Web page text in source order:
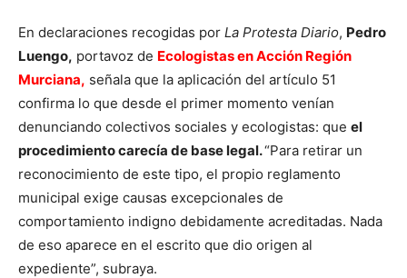
En declaraciones recogidas por La Protesta Diario, Pedro
Luengo, portavoz de Ecologistas en Acción Región
Murciana, señala que la aplicación del artículo 51
confirma lo que desde el primer momento venían
denunciando colectivos sociales y ecologistas: que el
procedimiento carecía de base legal.“Para retirar un
reconocimiento de este tipo, el propio reglamento
municipal exige causas excepcionales de
comportamiento indigno debidamente acreditadas. Nada
de eso aparece en el escrito que dio origen al
expediente”, subraya.